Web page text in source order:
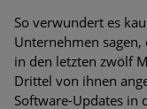
So verwundert es
Unternehmen
in den letzten zwölf
Drittel von ihnen
Software-Updates in